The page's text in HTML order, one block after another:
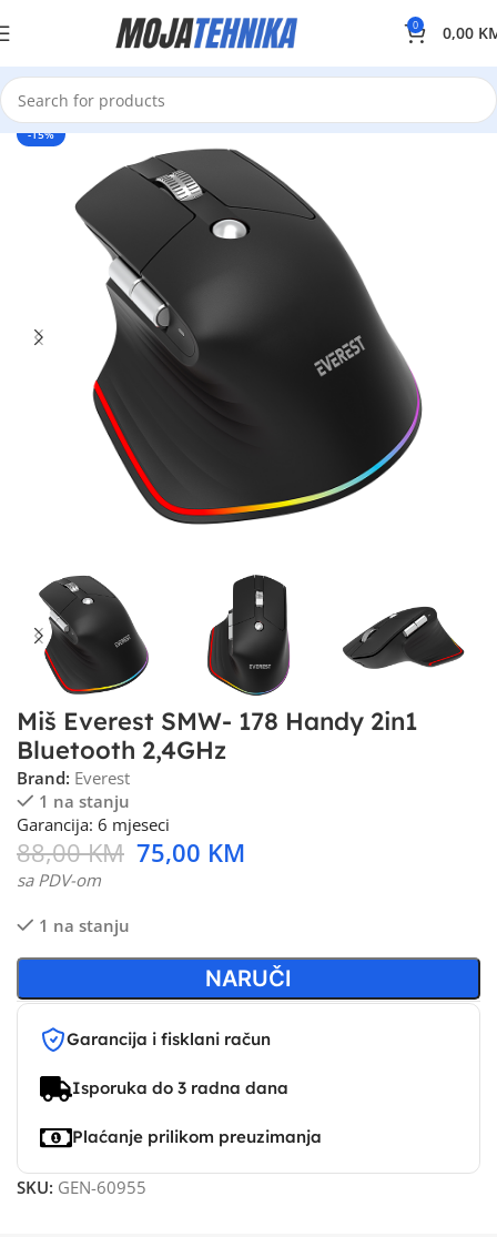
0 0,00
-15%
Miš Everest SMW- 178 Handy 2in1
Bluetooth 2,4GHz
Brand: Everest
1 na stanju
Garancija: 6 mjeseci
88,00KM 75,00 KM
sa PDV-om
1 na stanju
NARUČI
Garancija i fisklani račun
Isporuka do 3 radna dana
Plaćanje prilikom preuzimanja
SKU: GEN-60955